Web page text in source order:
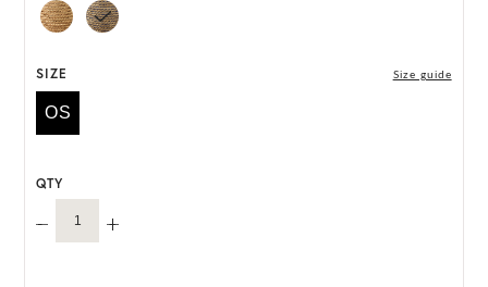
*天然素材を用いたハンドメイドのため、サイズ・色
HAT BOX(有償 GIFT BOX）対象商品
SIZE Size guide
OS
QTY